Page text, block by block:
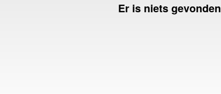
Er is niets gevonden